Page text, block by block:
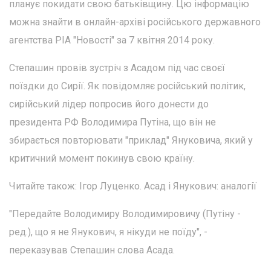
планує покидати свою батьківщину. Цю інформацію
можна знайти в онлайн-архіві російського державного
агентства РІА "Новості" за 7 квітня 2014 року.
Степашин провів зустріч з Асадом під час своєї
поїздки до Сирії. Як повідомляє російський політик,
сирійський лідер попросив його донести до
президента РФ Володимира Путіна, що він не
збирається повторювати "приклад" Януковича, який у
критичний момент покинув свою країну.
Читайте також: Ігор Луценко. Асад і Янукович: аналогії
"Передайте Володимиру Володимировичу (Путіну -
ред.), що я не Янукович, я нікуди не поїду", -
переказував Степашин слова Асада.